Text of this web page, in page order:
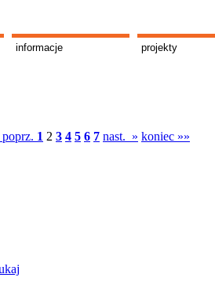
informacje projekty
poprz. 1 2 3 4 5 6 7 nast. » koniec »»